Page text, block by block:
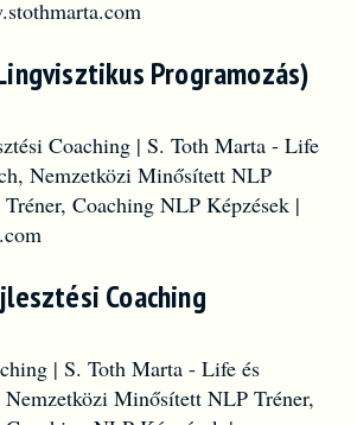
Programozás)
Coaching